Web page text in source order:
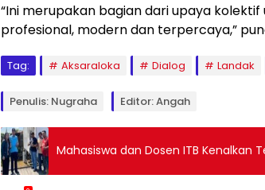
“Ini merupakan bagian dari upaya
profesional, modern dan terpercaya,”
Tag: Aksaraloka Dialog Landak
Penulis: Nugraha Editor: Angah
Mahasiswa dan Dosen ITB Kenalkan